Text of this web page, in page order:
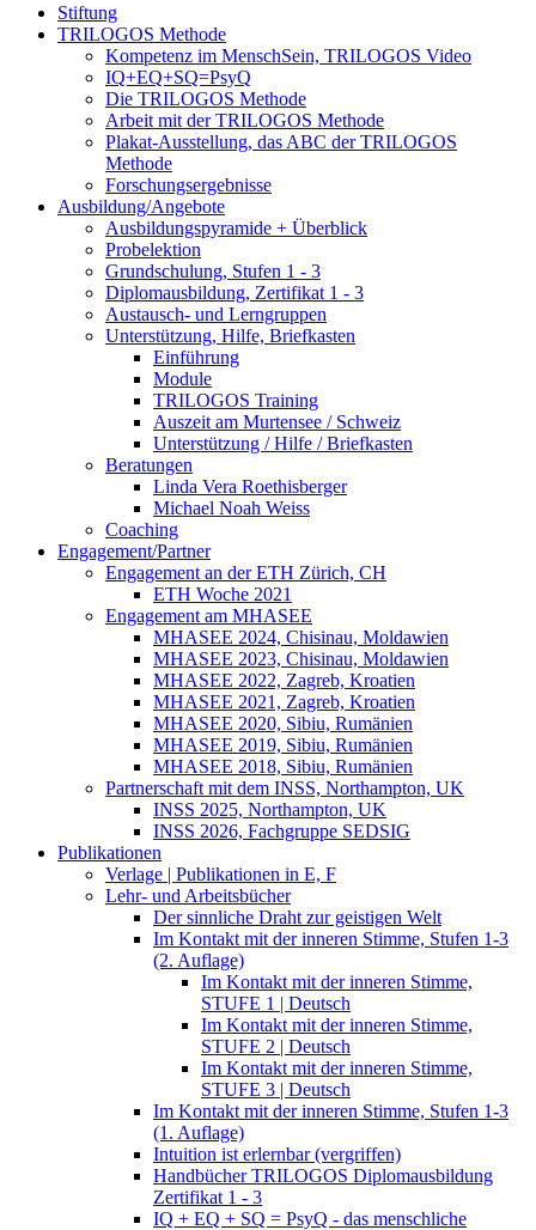
Stiftung
TRILOGOS Methode
Kompetenz im MenschSein, TRILOGOS Video
IQ+EQ+SQ=PsyQ
Die TRILOGOS Methode
Arbeit mit der TRILOGOS Methode
Plakat-Ausstellung, das ABC der TRILOGOS
Methode
Forschungsergebnisse
Ausbildung/Angebote
Ausbildungspyramide + Überblick
Probelektion
Grundschulung, Stufen 1 - 3
Diplomausbildung, Zertifikat 1 - 3
Austausch- und Lerngruppen
Unterstützung, Hilfe, Briefkasten
Einführung
Module
TRILOGOS Training
Auszeit am Murtensee / Schweiz
Unterstützung / Hilfe / Briefkasten
Beratungen
Linda Vera Roethisberger
Michael Noah Weiss
Coaching
Engagement/Partner
Engagement an der ETH Zürich, CH
ETH Woche 2021
Engagement am MHASEE
MHASEE 2024, Chisinau, Moldawien
MHASEE 2023, Chisinau, Moldawien
MHASEE 2022, Zagreb, Kroatien
MHASEE 2021, Zagreb, Kroatien
MHASEE 2020, Sibiu, Rumänien
MHASEE 2019, Sibiu, Rumänien
MHASEE 2018, Sibiu, Rumänien
Partnerschaft mit dem INSS, Northampton, UK
INSS 2025, Northampton, UK
INSS 2026, Fachgruppe SEDSIG
Publikationen
Verlage | Publikationen in E, F
Lehr- und Arbeitsbücher
Der sinnliche Draht zur geistigen Welt
Im Kontakt mit der inneren Stimme, Stufen 1-3
(2. Auflage)
Im Kontakt mit der inneren Stimme,
STUFE 1 | Deutsch
Im Kontakt mit der inneren Stimme,
STUFE 2 | Deutsch
Im Kontakt mit der inneren Stimme,
STUFE 3 | Deutsch
Im Kontakt mit der inneren Stimme, Stufen 1-3
(1. Auflage)
Intuition ist erlernbar (vergriffen)
Handbücher TRILOGOS Diplomausbildung
Zertifikat 1 - 3
IQ + EQ + SQ = PsyQ - das menschliche